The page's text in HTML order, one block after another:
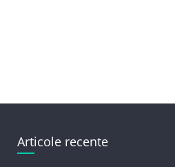
Articole recente